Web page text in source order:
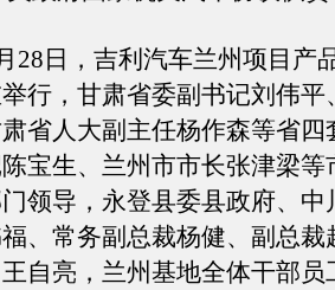
日，吉利汽车兰州项目产
行，甘肃省委副书记刘伟平
省人大副主任杨作森等省四
宝生、兰州市市长张津梁等
领导，永登县委县政府、中
、常务副总裁杨健、副总裁
自亮，兰州基地全体干部员